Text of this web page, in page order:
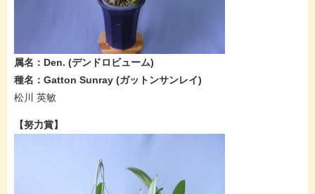
属名：Den.​ (デンドロビューム​)
種名：Gatton Sunray​ (ガットンサンレイ​​)
松川 英敏
​​【努力賞】